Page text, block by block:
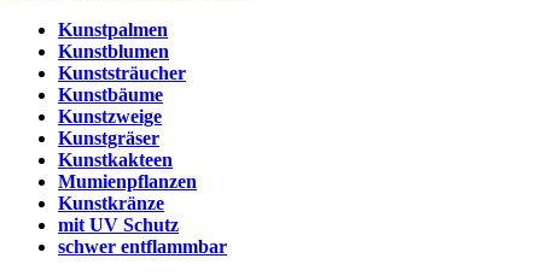
Kunstpalmen
Kunstblumen
Kunststräucher
Kunstbäume
Kunstzweige
Kunstgräser
Kunstkakteen
Mumienpflanzen
Kunstkränze
mit UV Schutz
schwer entflammbar